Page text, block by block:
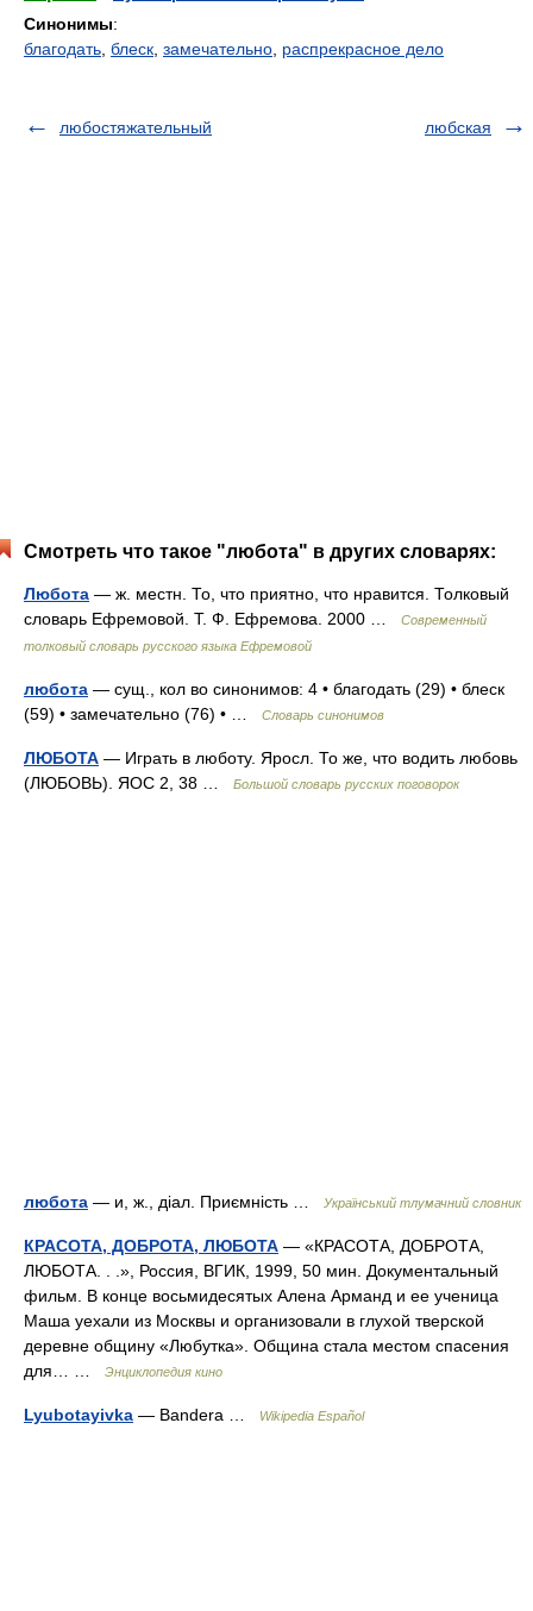
Синонимы:
благодать блеск замечательно распрекрасное дело
любостяжательный любская
Смотреть что такое "любота" в других словарях:
Любота — ж. местн. То, что приятно, что нравится. Толковый
словарь Ефремовой. Т. Ф. Ефремова. 2000 …
Современный
толковый словарь русского языка Ефремовой
любота — сущ., кол во синонимов: 4 • благодать (29) • блеск
(59) • замечательно (76) • …
Словарь синонимов
ЛЮБОТА — Играть в люботу. Яросл. То же, что водить любовь
(ЛЮБОВЬ). ЯОС 2, 38 …
Большой словарь русских поговорок
любота — и, ж., діал. Приємність … Український тлумачний словник
КРАСОТА, ДОБРОТА, ЛЮБОТА — «КРАСОТА, ДОБРОТА,
ЛЮБОТА. . .», Россия, ВГИК, 1999, 50 мин. Документальный
фильм. В конце восьмидесятых Алена Арманд и ее ученица
Маша уехали из Москвы и организовали в глухой тверской
деревне общину «Любутка». Община стала местом спасения
для… …
Энциклопедия кино
Lyubotayivka — Bandera … Wikipedia Español